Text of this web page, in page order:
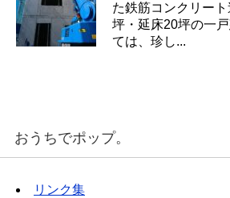
た鉄筋コンクリー
坪・延床20坪の一
ては、珍し...
おうちでポップ。
リンク集